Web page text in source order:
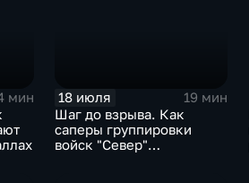
мин
18 июля
19 мин
Шаг до взрыва. Как
саперы группировки
войск "Север"